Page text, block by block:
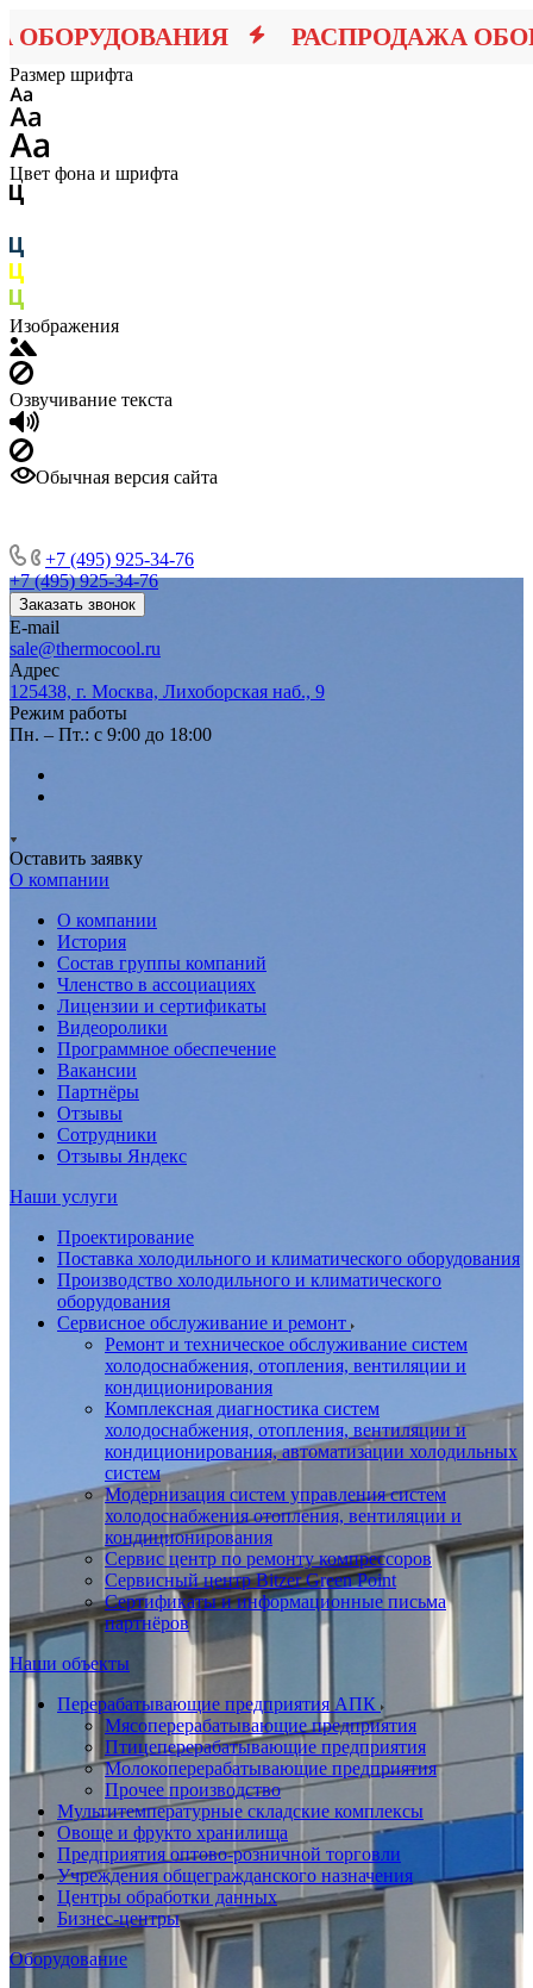
РАСПРОДАЖА
Размер шрифта
Цвет фона и шрифта
Изображения
Озвучивание текста
Обычная версия сайта
+7 (495) 925-34-76
+7 (495) 925-34-76
Заказать звонок
E-mail
sale@thermocool.ru
Адрес
125438, г. Москва, Лихоборская наб., 9
Режим работы
Пн. – Пт.: с 9:00 до 18:00
Оставить заявку
О компании
О компании
История
Состав группы компаний
Членство в ассоциациях
Лицензии и сертификаты
Видеоролики
Программное обеспечение
Вакансии
Партнёры
Отзывы
Сотрудники
Отзывы Яндекс
Наши услуги
Проектирование
Поставка холодильного и климатического оборудования
Производство холодильного и климатического
оборудования
Сервисное обслуживание и ремонт
Ремонт и техническое обслуживание систем
холодоснабжения, отопления, вентиляции и
кондиционирования
Комплексная диагностика систем
холодоснабжения, отопления, вентиляции и
кондиционирования, автоматизации холодильных
систем
Модернизация систем управления систем
холодоснабжения отопления, вентиляции и
кондиционирования
Сервис центр по ремонту компрессоров
Сервисный центр Bitzer Green Point
Сертификаты и информационные письма
партнёров
Наши объекты
Перерабатывающие предприятия АПК
Мясоперерабатывающие предприятия
Птицеперерабатывающие предприятия
Молокоперерабатывающие предприятия
Прочее производство
Мультитемпературные складские комплексы
Овоще и фрукто хранилища
Предприятия оптово-розничной торговли
Учреждения общегражданского назначения
Центры обработки данных
Бизнес-центры
Оборудование